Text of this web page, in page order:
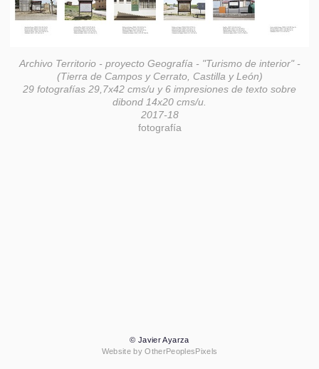
Archivo Territorio - proyecto Geografía - "Turismo de interior" -
(Tierra de Campos y Cerrato, Castilla y León)
29 fotografías 29,7x42 cms/u y 6 impresiones de texto sobre
dibond 14x20 cms/u.
2017-18
fotografía
© Javier Ayarza
Website by OtherPeoplesPixels